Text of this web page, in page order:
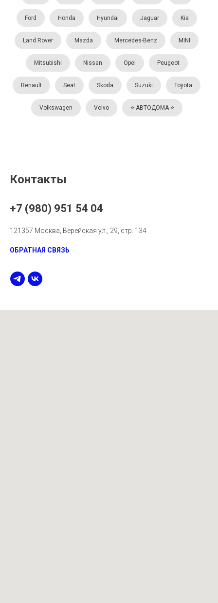
Ford Honda Hyundai Jaguar Kia
Land Rover Mazda Mercedes-Benz MINI
Mitsubishi Nissan Opel Peugeot
Renault Seat Skoda Suzuki Toyota
Volkswagen Volvo ⭐️ АВТОДОМА ⭐️
Контакты
+7 (980) 951 54 04
121357 Москва, Верейская ул., 29, стр. 134
ОБРАТНАЯ СВЯЗЬ